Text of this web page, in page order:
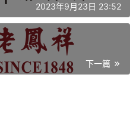
2023年9月23日 23:52
下一篇